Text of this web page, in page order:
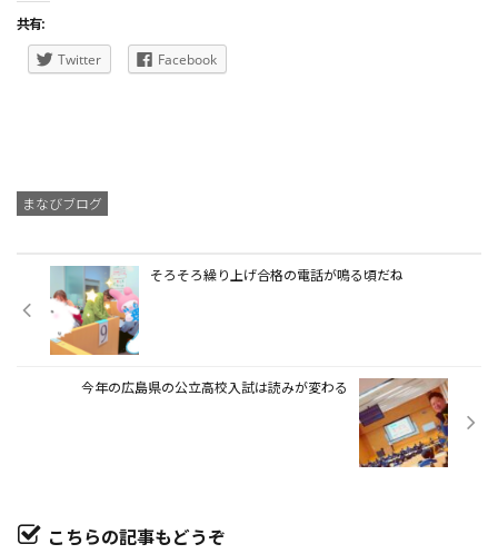
共有:
Twitter
Facebook
まなびブログ
そろそろ繰り上げ合格の電話が鳴る頃だね
今年の広島県の公立高校入試は読みが変わる
こちらの記事もどうぞ